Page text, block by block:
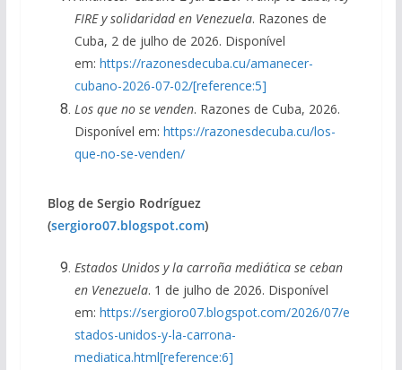
FIRE y solidaridad en Venezuela. Razones de
Cuba, 2 de julho de 2026. Disponível
em: https://razonesdecuba.cu/amanecer-
cubano-2026-07-02/[reference:5]
Los que no se venden. Razones de Cuba, 2026.
Disponível em: https://razonesdecuba.cu/los-
que-no-se-venden/
Blog de Sergio Rodríguez
(sergioro07.blogspot.com)
Estados Unidos y la carroña mediática se ceban
en Venezuela. 1 de julho de 2026. Disponível
em: https://sergioro07.blogspot.com/2026/07/e
stados-unidos-y-la-carrona-
mediatica.html[reference:6]